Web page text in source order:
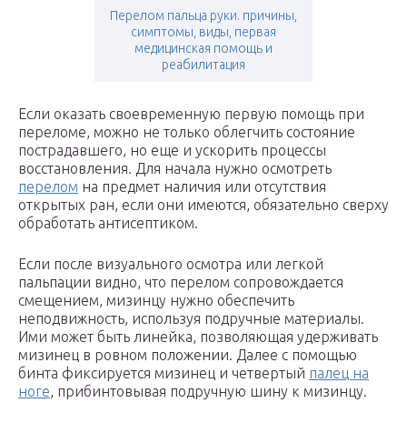
Перелом пальца руки. причины,
симптомы, виды, первая
медицинская помощь и
реабилитация
Если оказать своевременную первую помощь при
переломе, можно не только облегчить состояние
пострадавшего, но еще и ускорить процессы
восстановления. Для начала нужно осмотреть
перелом на предмет наличия или отсутствия
открытых ран, если они имеются, обязательно сверху
обработать антисептиком.
Если после визуального осмотра или легкой
пальпации видно, что перелом сопровождается
смещением, мизинцу нужно обеспечить
неподвижность, используя подручные материалы.
Ими может быть линейка, позволяющая удерживать
мизинец в ровном положении. Далее с помощью
бинта фиксируется мизинец и четвертый палец на
ноге, прибинтовывая подручную шину к мизинцу.